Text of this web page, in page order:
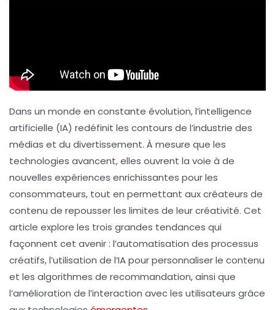
Dans un monde en constante évolution, l’intelligence
artificielle (IA) redéfinit les contours de l’industrie des
médias et du divertissement. À mesure que les
technologies avancent, elles ouvrent la voie à de
nouvelles expériences enrichissantes pour les
consommateurs, tout en permettant aux créateurs de
contenu de repousser les limites de leur créativité. Cet
article explore les trois grandes tendances qui
façonnent cet avenir : l’automatisation des processus
créatifs, l’utilisation de l’IA pour personnaliser le contenu
et les algorithmes de recommandation, ainsi que
l’amélioration de l’interaction avec les utilisateurs grâce